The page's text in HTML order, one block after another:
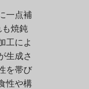
一点補
焼鈍
工によ
生成さ
を帯び
性や構